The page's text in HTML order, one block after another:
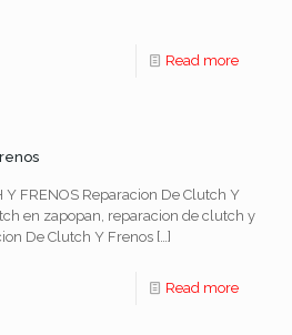
Read more
Y FRENOS Reparacion De Clutch Y
en zapopan, reparacion de clutch y
De Clutch Y Frenos […]
Read more